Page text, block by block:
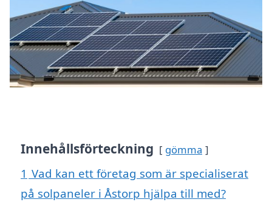
Innehållsförteckning gömma
1 Vad kan ett företag som är specialiserat
på solpaneler i Åstorp hjälpa till med?